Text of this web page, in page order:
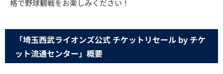
格で野球観戦をお楽しみください！
「埼玉西武ライオンズ公式 チケットリセール by チケ
ット流通センター」概要